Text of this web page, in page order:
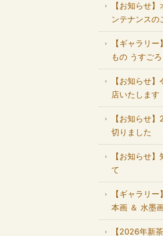
【お知らせ
ンテナンスの
【ギャラリ
もの うすご
【お知らせ
店いたします
【お知らせ
切りました
【お知らせ
て
【ギャラリ
本画 ＆ 水墨
【2026年新